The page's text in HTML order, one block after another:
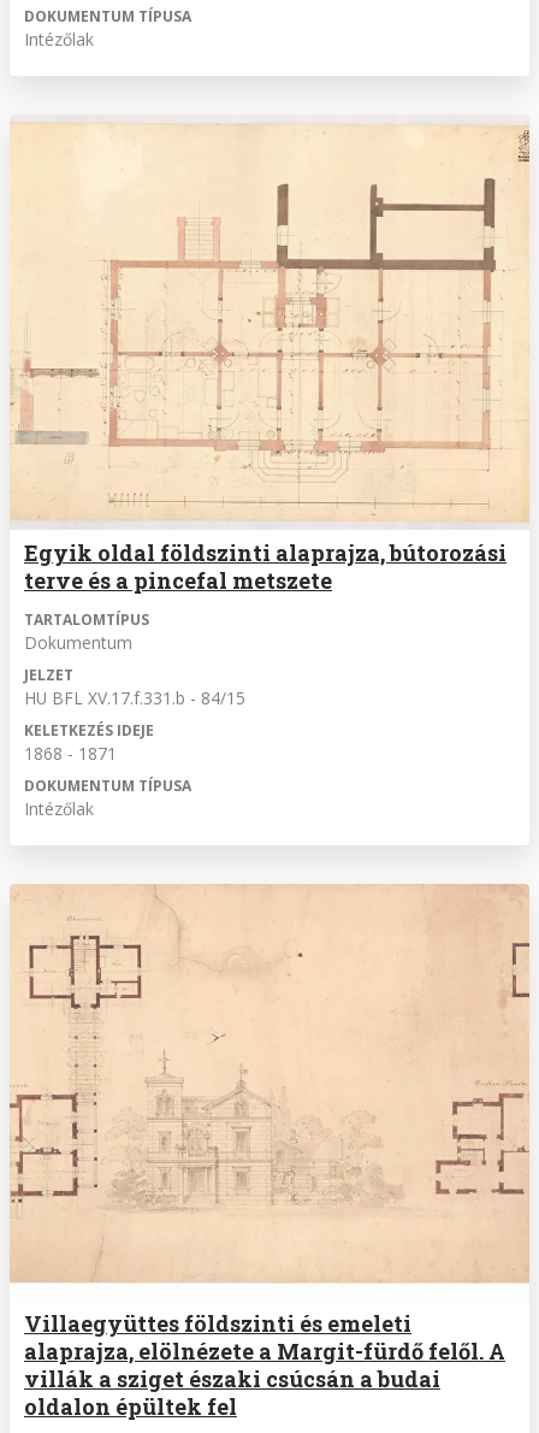
DOKUMENTUM TÍPUSA
Intézőlak
Egyik oldal földszinti alaprajza, bútorozási
terve és a pincefal metszete
TARTALOMTÍPUS
Dokumentum
JELZET
HU BFL XV.17.f.331.b - 84/15
KELETKEZÉS IDEJE
1868 - 1871
DOKUMENTUM TÍPUSA
Intézőlak
Villaegyüttes földszinti és emeleti
alaprajza, elölnézete a Margit-fürdő felől. A
villák a sziget északi csúcsán a budai
oldalon épültek fel